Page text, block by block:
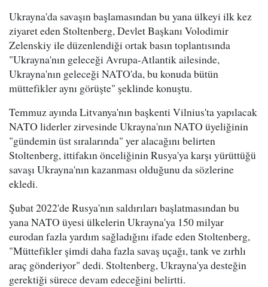
Ukrayna'da savaşın başlamasından bu yana ülkeyi ilk kez
ziyaret eden Stoltenberg, Devlet Başkanı Volodimir
Zelenskiy ile düzenlendiği ortak basın toplantısında
"Ukrayna'nın geleceği Avrupa-Atlantik ailesinde,
Ukrayna'nın geleceği NATO'da, bu konuda bütün
müttefikler aynı görüşte" şeklinde konuştu.
Temmuz ayında Litvanya'nın başkenti Vilnius'ta yapılacak
NATO liderler zirvesinde Ukrayna'nın NATO üyeliğinin
"gündemin üst sıralarında" yer alacağını belirten
Stoltenberg, ittifakın önceliğinin Rusya'ya karşı yürüttüğü
savaşı Ukrayna'nın kazanması olduğunu da sözlerine
ekledi.
Şubat 2022'de Rusya'nın saldırıları başlatmasından bu
yana NATO üyesi ülkelerin Ukrayna'ya 150 milyar
eurodan fazla yardım sağladığını ifade eden Stoltenberg,
"Müttefikler şimdi daha fazla savaş uçağı, tank ve zırhlı
araç gönderiyor" dedi. Stoltenberg, Ukrayna'ya desteğin
gerektiği sürece devam edeceğini belirtti.